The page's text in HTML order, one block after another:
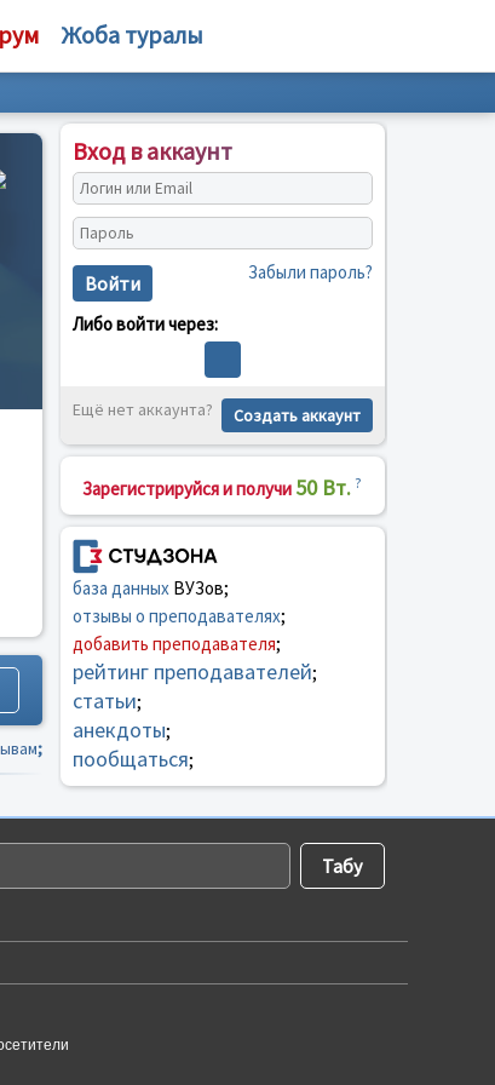
Жоба туралы
;
Вход в аккаунт
Войти Забыли пароль?
Либо войти через:
Ещё нет аккаунта? Создать аккаунт
Зарегистрируйся и получи 50 Вт. ?
база данныхВУЗов;
отзывы о преподавателях;
добавить преподавателя;
рейтинг преподавателей;
статьи;
анекдоты;
пообщаться;